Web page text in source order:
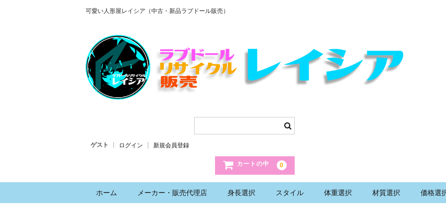
可愛い人形屋レイシア（中古・新品ラブドール販売）
ゲスト ログイン 新規会員登録
カートの中 0
ホーム メーカー・販売代理店 身長選択 スタイル 体重選択 材質選択 価格選